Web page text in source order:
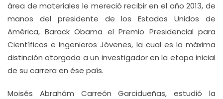
área de materiales le mereció recibir en el año 2013, de
manos del presidente de los Estados Unidos de
América, Barack Obama el Premio Presidencial para
Científicos e Ingenieros Jóvenes, la cual es la máxima
distinción otorgada a un investigador en la etapa inicial
de su carrera en ése país.
Moisés Abrahám Carreón Garcidueñas, estudió la